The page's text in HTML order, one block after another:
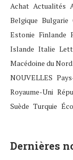
Achat Actualités
Belgique Bulgarie
Estonie Finlande
Islande Italie
Macédoine du Nord
NOUVELLES
Royaume-Uni
Suède Turquie
Dernières